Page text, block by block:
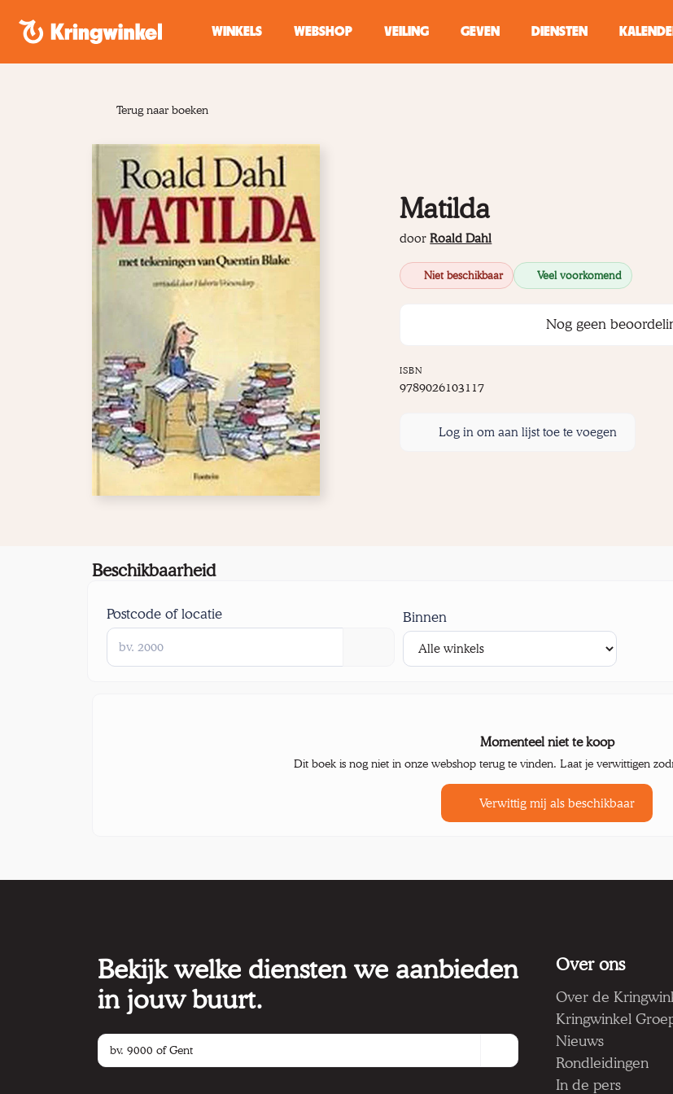
WINKELS
WEBSHOP VEILING GEVEN DIENSTEN
Terug naar boeken
Matilda
doorRoald Dahl
Niet beschikbaar Veel voorkomend
Nog geen
ISBN
9789026103117
Log in om aan lijst toe te voegen
Beschikbaarheid
Postcode of locatie Binnen
Momenteel niet te koop
Dit boek is nog niet in onze webshop terug te vinden. Laat je verwittigen
Verwittig mij als beschikbaar
Bekijk welke diensten we aanbieden
in jouw buurt.
Over ons
Over de
Kringwinkel
Nieuws
Rondleidingen
In de pers